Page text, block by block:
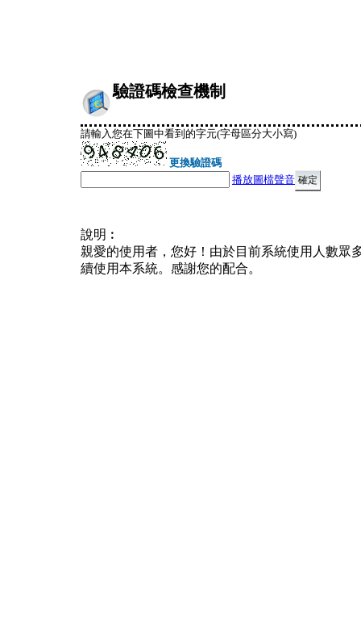
驗證碼檢查機制
請輸入您在下圖中看到的字元(字母區分大小寫)
更換驗證碼
播放圖檔聲音
說明︰
親愛的使用者，您好！由於目前系統使用人數眾
續使用本系統。感謝您的配合。